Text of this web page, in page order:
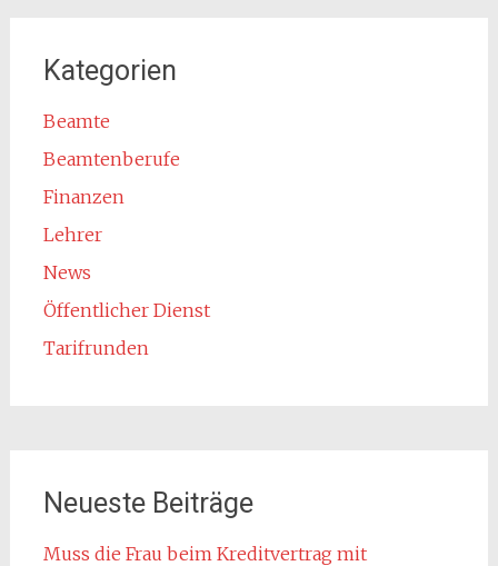
Kategorien
Beamte
Beamtenberufe
Finanzen
Lehrer
News
Öffentlicher Dienst
Tarifrunden
Neueste Beiträge
Muss die Frau beim Kreditvertrag mit